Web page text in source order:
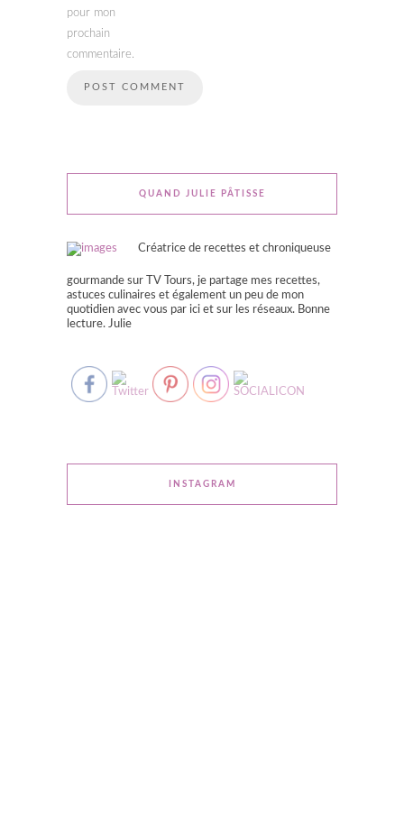
pour mon
prochain
commentaire.
QUAND JULIE PÂTISSE
Créatrice de recettes et chroniqueuse
gourmande sur TV Tours, je partage mes recettes,
astuces culinaires et également un peu de mon
quotidien avec vous par ici et sur les réseaux. Bonne
lecture. Julie
INSTAGRAM